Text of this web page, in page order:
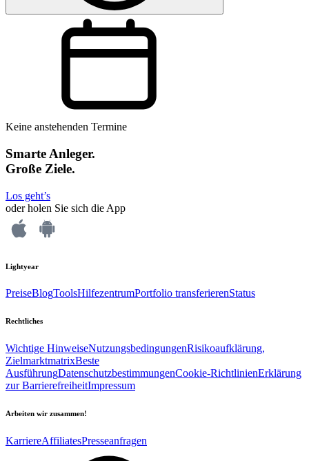
Keine anstehenden Termine
Smarte Anleger.
Große Ziele.
Los geht’s
oder holen Sie sich die App
Lightyear
PreiseBlogToolsHilfezentrumPortfolio transferierenStatus
Rechtliches
Wichtige HinweiseNutzungsbedingungenRisikoaufklärung,
ZielmarktmatrixBeste
AusführungDatenschutzbestimmungenCookie-RichtlinienErklärung
zur BarrierefreiheitImpressum
Arbeiten wir zusammen!
KarriereAffiliatesPresseanfragen